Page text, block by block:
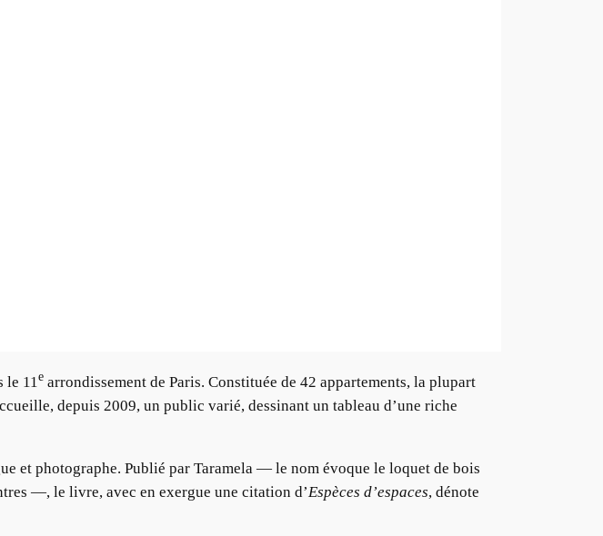
le 11 e arrondissement de Paris. Constituée de 42 appartements, la plupart
depuis 2009, un public varié, dessinant un tableau d’une riche
et photographe. Publié par Taramela — le nom évoque le loquet de bois
—, le livre, avec en exergue une citation d’Espèces d’espaces, dénote